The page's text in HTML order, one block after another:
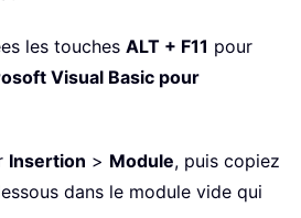
les touches ALT + F11 pour
Visual Basic pour
Insertion > Module, puis copiez
dans le module vide qui